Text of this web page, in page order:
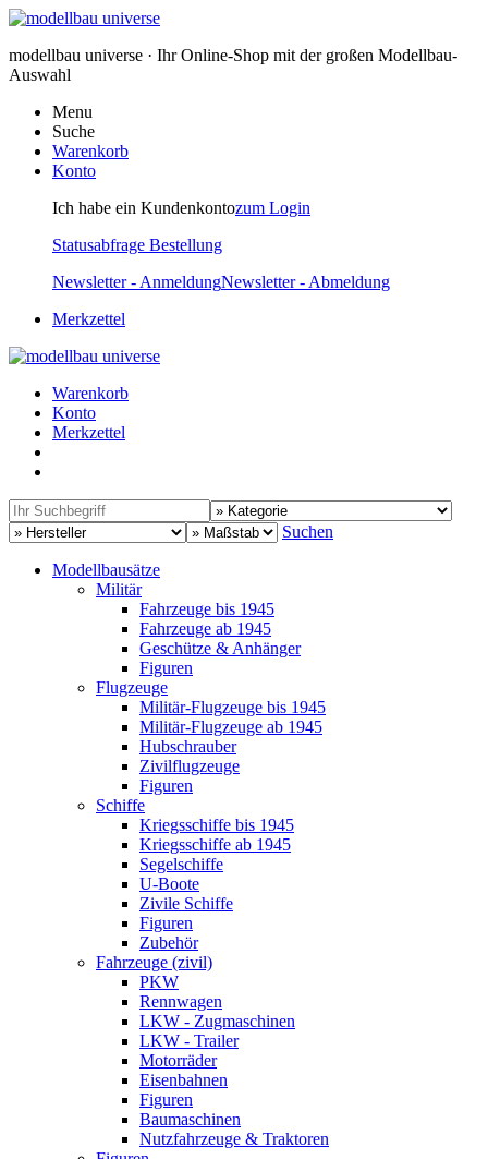
modellbau universe · Ihr Online-Shop mit der großen Modellbau-
Auswahl
Menu
Suche
Warenkorb
Konto
Ich habe ein Kundenkontozum Login
Statusabfrage Bestellung
Newsletter - AnmeldungNewsletter - Abmeldung
Merkzettel
Warenkorb
Konto
Merkzettel
Suchen
Modellbausätze
Militär
Fahrzeuge bis 1945
Fahrzeuge ab 1945
Geschütze & Anhänger
Figuren
Flugzeuge
Militär-Flugzeuge bis 1945
Militär-Flugzeuge ab 1945
Hubschrauber
Zivilflugzeuge
Figuren
Schiffe
Kriegsschiffe bis 1945
Kriegsschiffe ab 1945
Segelschiffe
U-Boote
Zivile Schiffe
Figuren
Zubehör
Fahrzeuge (zivil)
PKW
Rennwagen
LKW - Zugmaschinen
LKW - Trailer
Motorräder
Eisenbahnen
Figuren
Baumaschinen
Nutzfahrzeuge & Traktoren